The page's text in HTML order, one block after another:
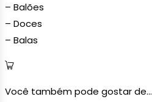
– Balões
– Doces
– Balas
Você também pode gostar de...